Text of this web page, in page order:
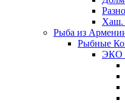
Хаш.
Рыба из
Рыбные
ЭКО